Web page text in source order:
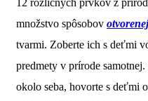
12 rozličných prvkov z
množstvo spôsobov
tvarmi. Zoberte ich s deťmi
predmety v prírode
okolo seba, hovorte s deťmi